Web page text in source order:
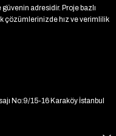
adresidir. Proje bazlı
çözümlerinizde hız ve verimlilik
No:9/15-16 Karaköy İstanbul